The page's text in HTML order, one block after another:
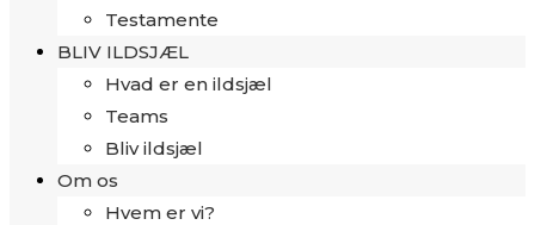
Testamente
BLIV ILDSJÆL
Hvad er en ildsjæl
Teams
Bliv ildsjæl
Om os
Hvem er vi?